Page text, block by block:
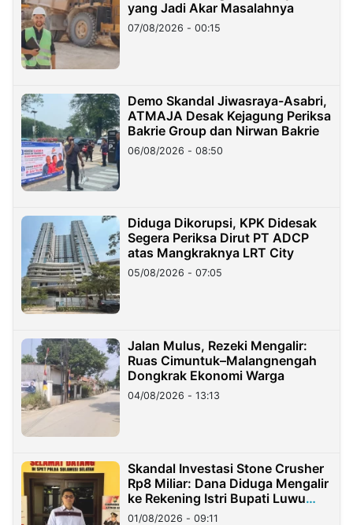
yang Jadi Akar Masalahnya
07/08/2026 - 00:15
Demo Skandal Jiwasraya-Asabri,
ATMAJA Desak Kejagung Periksa
Bakrie Group dan Nirwan Bakrie
06/08/2026 - 08:50
Diduga Dikorupsi, KPK Didesak
Segera Periksa Dirut PT ADCP
atas Mangkraknya LRT City
05/08/2026 - 07:05
Jalan Mulus, Rezeki Mengalir:
Ruas Cimuntuk–Malangnengah
Dongkrak Ekonomi Warga
04/08/2026 - 13:13
Skandal Investasi Stone Crusher
Rp8 Miliar: Dana Diduga Mengalir
ke Rekening Istri Bupati Luwu
Timur
01/08/2026 - 09:11